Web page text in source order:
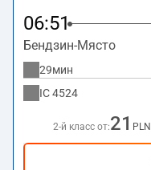
06:51
Бендзин-Място
29мин
IC4524
2-й класс от:21 PLN